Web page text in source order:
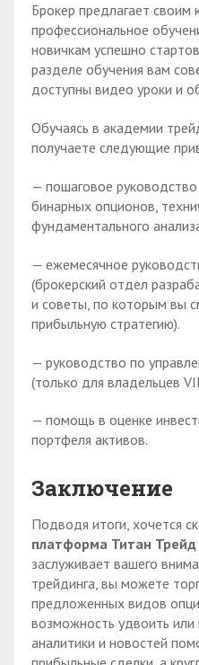
Брокер предлагает своим
профессиональное
новичкам успешно
разделе обучения вам
доступны видео уроки и
Обучаясь в академии
получаете следующие
— пошаговое
бинарных опционов,
фундаментального
— ежемесячное
(брокерский отдел
и советы, по которым вы
прибыльную стратегию).
— руководство по
(только для владельцев
— помощь в оценке
портфеля активов.
Заключение
Подводя итоги, хочется
платформа Титан Трейд
заслуживает вашего
трейдинга, вы можете
предложенных видов
возможность удвоить
аналитики и новостей